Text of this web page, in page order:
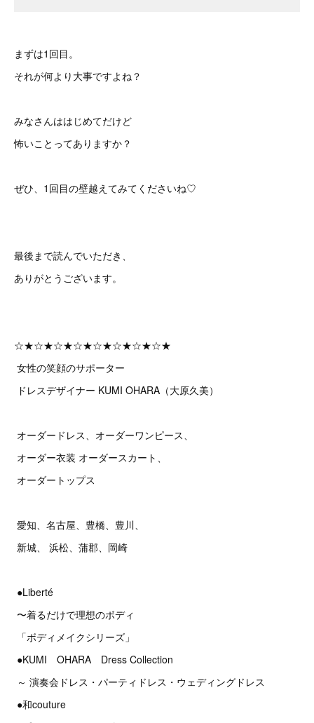
まずは1回目。
それが何より大事ですよね？
みなさんははじめてだけど
怖いことってありますか？
ぜひ、1回目の壁越えてみてくださいね♡
最後まで読んでいただき、
ありがとうございます。
☆★☆★☆★☆★☆★☆★☆★☆★
女性の笑顔のサポーター
ドレスデザイナー KUMI OHARA（大原久美）
オーダードレス、オーダーワンピース、
オーダー衣装 オーダースカート、
オーダートップス
愛知、名古屋、豊橋、豊川、
新城、 浜松、蒲郡、岡崎
●Liberté
〜着るだけで理想のボディ
「ボディメイクシリーズ」
●KUMI OHARA Dress Collection
～ 演奏会ドレス・パーティドレス・ウェディングドレス
●和couture